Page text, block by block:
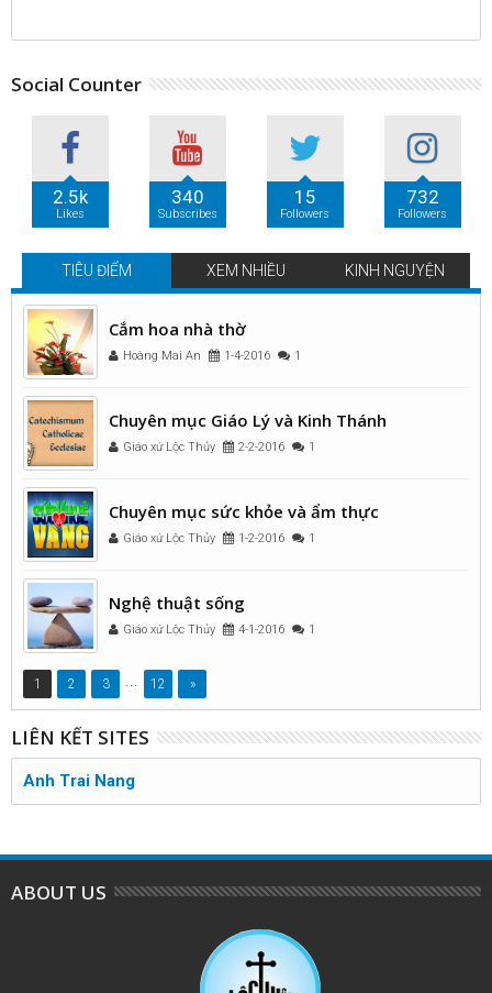
Social Counter
2.5k
Likes
340
Subscribes
15
Followers
732
Followers
TIÊU ĐIỂM XEM NHIỀU KINH NGUYỆN
Cắm hoa nhà thờ
Hoàng Mai An 1-4-2016 1
Chuyên mục Giáo Lý và Kinh Thánh
Giáo xứ Lộc Thủy 2-2-2016 1
Chuyên mục sức khỏe và ẩm thực
Giáo xứ Lộc Thủy 1-2-2016 1
Nghệ thuật sống
Giáo xứ Lộc Thủy 4-1-2016 1
1 2 3 ... 12 »
LIÊN KẾT SITES
Anh Trai Nang
ABOUT US